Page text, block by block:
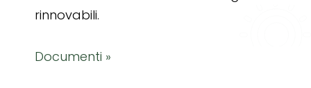
rinnovabili.
Documenti »